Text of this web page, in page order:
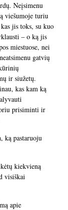
Neįsimenu
viešumoje turiu
jis toks, su kuo
– o ką jis
miestuose, nei
gatvių
ir siužetų.
kas kam ką
prisiminti ir
ką pastaruoju
kiekvieną
visiškai
apie